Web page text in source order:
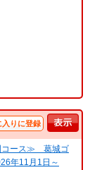
入りに登録
コース≫ 葛城ゴ
年11月1日～